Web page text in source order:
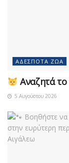
ΑΔΈΣΠΟΤΑ ΖΏΑ
Αναζητά το
5 Αυγούστου 2026